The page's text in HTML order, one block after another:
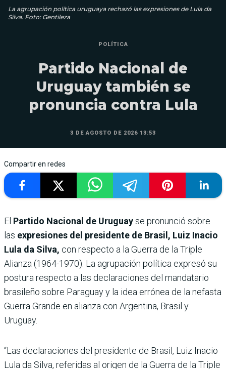
La agrupación política uruguaya rechazó las expresiones de Lula da
Silva. Foto: Gentileza
POLÍTICA
Partido Nacional de
Uruguay también se
pronuncia contra Lula
3 DE AGOSTO DE 2026 13:53
Compartir en redes
El Partido Nacional de Uruguayse pronunció sobre
las expresiones del presidente de Brasil, Luiz Inacio
Lula da Silva, con respecto a la Guerra de la Triple
Alianza (1964-1970). La agrupación política expresó su
postura respecto a las declaraciones del mandatario
brasileño sobre Paraguay y la idea errónea de la nefasta
Guerra Grande en alianza con Argentina, Brasil y
Uruguay.
“Las declaraciones del presidente de Brasil, Luiz Inacio
Lula da Silva, referidas al origen de la Guerra de la Triple